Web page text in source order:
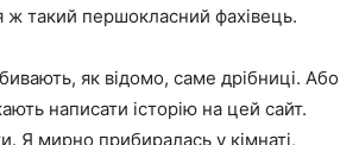
ж такий першокласний фахівець.
як відомо, саме дрібниці. Або
написати історію на цей сайт.
Я мирно прибиралась у кімнаті,